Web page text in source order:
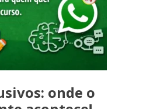
onde o